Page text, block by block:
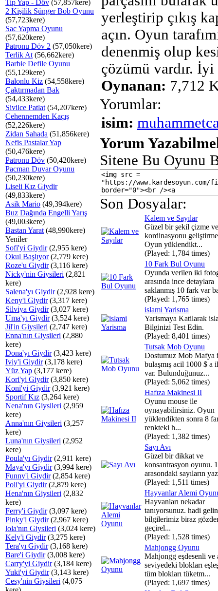
Tip Yap - Döv (57,857kere)
2 Kişilik Sünger Bob Oyunu
(57,723kere)
Sac Yapma Oyunu
(57,620kere)
Patronu Döv 2 (57,050kere)
Terlik At (56,662kere)
Barbie Defile Oyunu
(55,129kere)
Balonlu Kiz (54,558kere)
Çaktırmadan Bak
(54,433kere)
Sivilce Patlat (54,207kere)
Cehennemden Kaçış
(52,226kere)
Zidan Sahada (51,856kere)
Nefis Pastalar Yap
(50,476kere)
Patronu Döv (50,420kere)
Pacman Duvar Oyunu
(50,230kere)
Liseli Kız Giydir
(49,833kere)
Asik Mario (49,394kere)
Buz Dağında Engelli Yarış
(49,003kere)
Bastan Yarat (48,990kere)
Yeniler
Sofi'yi Giydir(2,955 kere)
Okul Başlıyor(2,779 kere)
Roze'u Giydir(3,116 kere)
Nicky'nin Giysileri (2,821
kere)
Salena'yı Giydir(2,928 kere)
Keny'i Giydir(3,317 kere)
Silviya Giydir(3,027 kere)
Uma'yı Giydir(3,524 kere)
Jil'in Giysileri (2,747 kere)
Enna'nın Giysileri (2,880
kere)
Dona'yı Giydir(3,423 kere)
Iviy'i Giydir(3,178 kere)
Yüz Yap (3,177 kere)
Kori'yi Giydir(3,850 kere)
Koni'yi Giydir(3,921 kere)
Sportif Kız (3,264 kere)
Nena'nın Giysileri (2,959
kere)
Anna'nın Giysileri (3,257
kere)
Luna'nın Giysileri (2,952
kere)
Poula'yı Giydir(2,911 kere)
Maya'yı Giydir(3,994 kere)
Funny'i Giydir(2,854 kere)
Poli'yi Giydir(2,879 kere)
Hena'nın Giysileri (2,832
kere)
Ferry'i Giydir(3,097 kere)
Pinky'i Giydir(2,967 kere)
lola'nın Giysileri (3,024 kere)
Kely'i Giydir(3,275 kere)
Tera'yı Giydir(3,168 kere)
Bare'i Giydir(3,008 kere)
Carry'yi Giydir(3,184 kere)
Yuki'yi Giydir(3,143 kere)
Cesy'nin Giysileri (4,075
yerleştirip çıkış
açın. Oyun
denenmiş olup
çözümü vardır. İyi
Oynanan: 7,712
Yorumlar:
isim:
Yorum
Sitene Bu Oyunu
Son Dosyalar:
Kalem ve Sayılar
Güzel bir şekil çizme
kordinasyonu
Oyun yüklendikt...
(Played: 1,784 times)
10 Fark Bul Oyunu
Oyunda verilen iki
arasında ince detaylara
saklanmış 10 fark var
(Played: 1,765 times)
islami Yarisma
Yarismaya Katilarak
Bilginizi Test Edin.
(Played: 8,401 times)
Tutsak Mob Oyunu
Dostumuz Mob Mafya
bulaşmış acil 1000 $ a
var. Bulunduğunuz...
(Played: 5,062 times)
Hafıza Makinesi II
Oyunu mouse ile
oynayabilirsiniz. Oyun
yüklendikten sonra 8
renkteki h...
(Played: 1,382 times)
Sayı Avı
Güzel bir dikkat ve
konsantrasyon oyunu.
arasondaki sayıların
(Played: 1,511 times)
Hayvanlar Alemi
Hayvanları nekadar
tanıyorsunuz. hadi gelin
bilgilerimiz biraz
geçirel...
(Played: 1,528 times)
Mahjongg Oyunu
Mahjongg eşdesenli ve
seviyedeki blokları
tüm blokları tüketm...
(Played: 1,697 times)